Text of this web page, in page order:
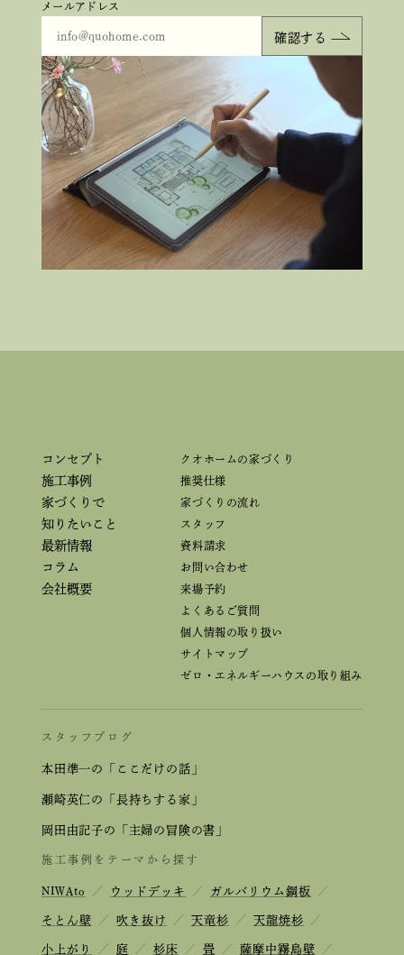
メールアドレス
コンセプト
施工事例
家づくりで
知りたいこと
最新情報
コラム
会社概要
クオホームの家づくり
推奨仕様
家づくりの流れ
スタッフ
資料請求
お問い合わせ
来場予約
よくあるご質問
個人情報の取り扱い
サイトマップ
ゼロ・エネルギーハウスの取り組み
スタッフブログ
本田準一の「ここだけの話」
瀬崎英仁の「長持ちする家」
岡田由記子の「主婦の冒険の書」
施工事例をテーマから探す
NIWAto ／ ウッドデッキ ／ ガルバリウム鋼板 ／
そとん壁 ／ 吹き抜け ／ 天竜杉 ／ 天龍焼杉 ／
小上がり ／ 庭 ／ 杉床 ／ 畳 ／ 薩摩中霧島壁 ／